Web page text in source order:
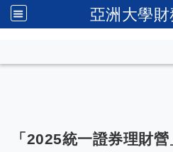
亞洲大學
「2025統一證券理財